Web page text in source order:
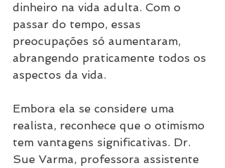
dinheiro na vida adulta. Com o
passar do tempo, essas
preocupações só aumentaram,
abrangendo praticamente todos os
aspectos da vida.
Embora ela se considere uma
realista, reconhece que o otimismo
tem vantagens significativas. Dr.
Sue Varma, professora assistente